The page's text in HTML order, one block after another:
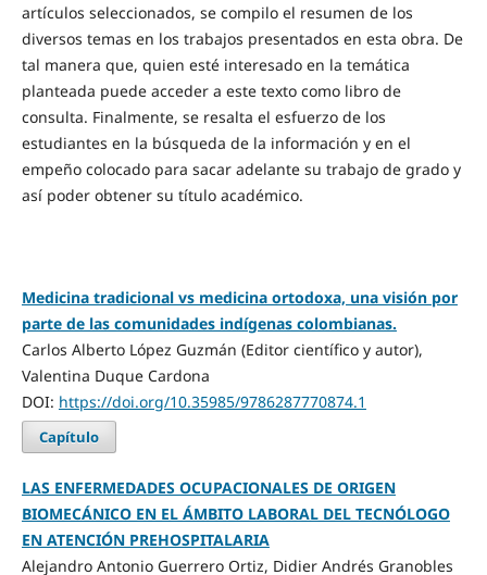
artículos seleccionados, se compilo el resumen de los
diversos temas en los trabajos presentados en esta obra. De
tal manera que, quien esté interesado en la temática
planteada puede acceder a este texto como libro de
consulta. Finalmente, se resalta el esfuerzo de los
estudiantes en la búsqueda de la información y en el
empeño colocado para sacar adelante su trabajo de grado y
así poder obtener su título académico.
Medicina tradicional vs medicina ortodoxa, una visión por
parte de las comunidades indígenas colombianas.
Carlos Alberto López Guzmán (Editor científico y autor),
Valentina Duque Cardona
DOI: https://doi.org/10.35985/9786287770874.1
Capítulo
LAS ENFERMEDADES OCUPACIONALES DE ORIGEN
BIOMECÁNICO EN EL ÁMBITO LABORAL DEL TECNÓLOGO
EN ATENCIÓN PREHOSPITALARIA
Alejandro Antonio Guerrero Ortiz, Didier Andrés Granobles